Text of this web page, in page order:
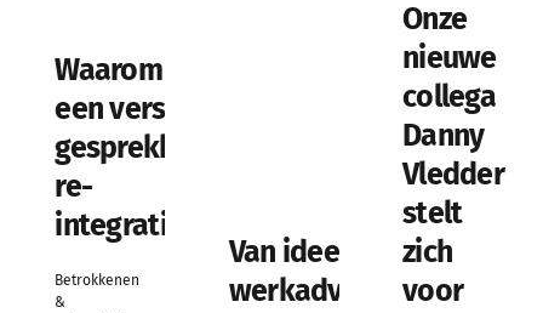
Waarom krijg je
een verslag na
gesprekken in je
re-
integratietraject?
Betrokkenen
&
Van idee tot
werkadviesbureau
Onze
nieuwe
collega
Danny
Vledder
stelt
zich
voor